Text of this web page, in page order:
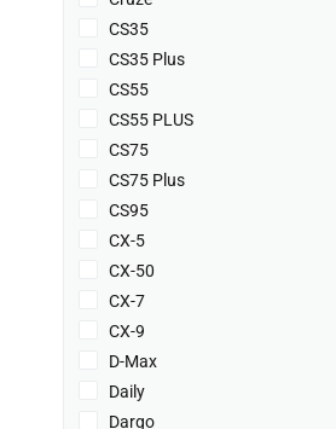
CS35
CS35 Plus
CS55
CS55 PLUS
CS75
CS75 Plus
CS95
CX-5
CX-50
CX-7
CX-9
D-Max
Daily
Dargo